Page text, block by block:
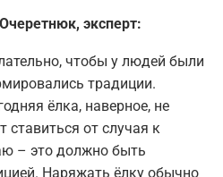
эксперт:
чтобы у людей были
традиции.
ёлка, наверное, не
ставиться от случая к
– это должно быть
Наряжать ёлку обычно